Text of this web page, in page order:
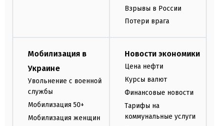
Взрывы в России
Потери врага
Мобилизация в
Украине
Увольнение с военной
службы
Мобилизация 50+
Мобилизация женщин
Новости экономики
Цена нефти
Курсы валют
Финансовые новости
Тарифы на
коммунальные услуги